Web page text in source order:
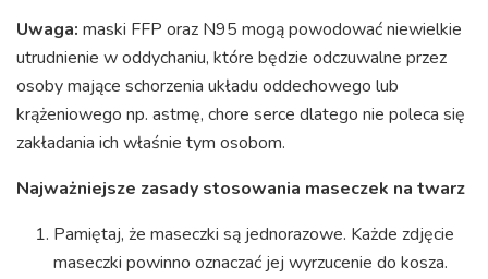
Uwaga: maski FFP oraz N95 mogą powodować niewielkie
utrudnienie w oddychaniu, które będzie odczuwalne przez
osoby mające schorzenia układu oddechowego lub
krążeniowego np. astmę, chore serce dlatego nie poleca się
zakładania ich właśnie tym osobom.
Najważniejsze zasady stosowania maseczek na twarz
Pamiętaj, że maseczki są jednorazowe. Każde zdjęcie
maseczki powinno oznaczać jej wyrzucenie do kosza.